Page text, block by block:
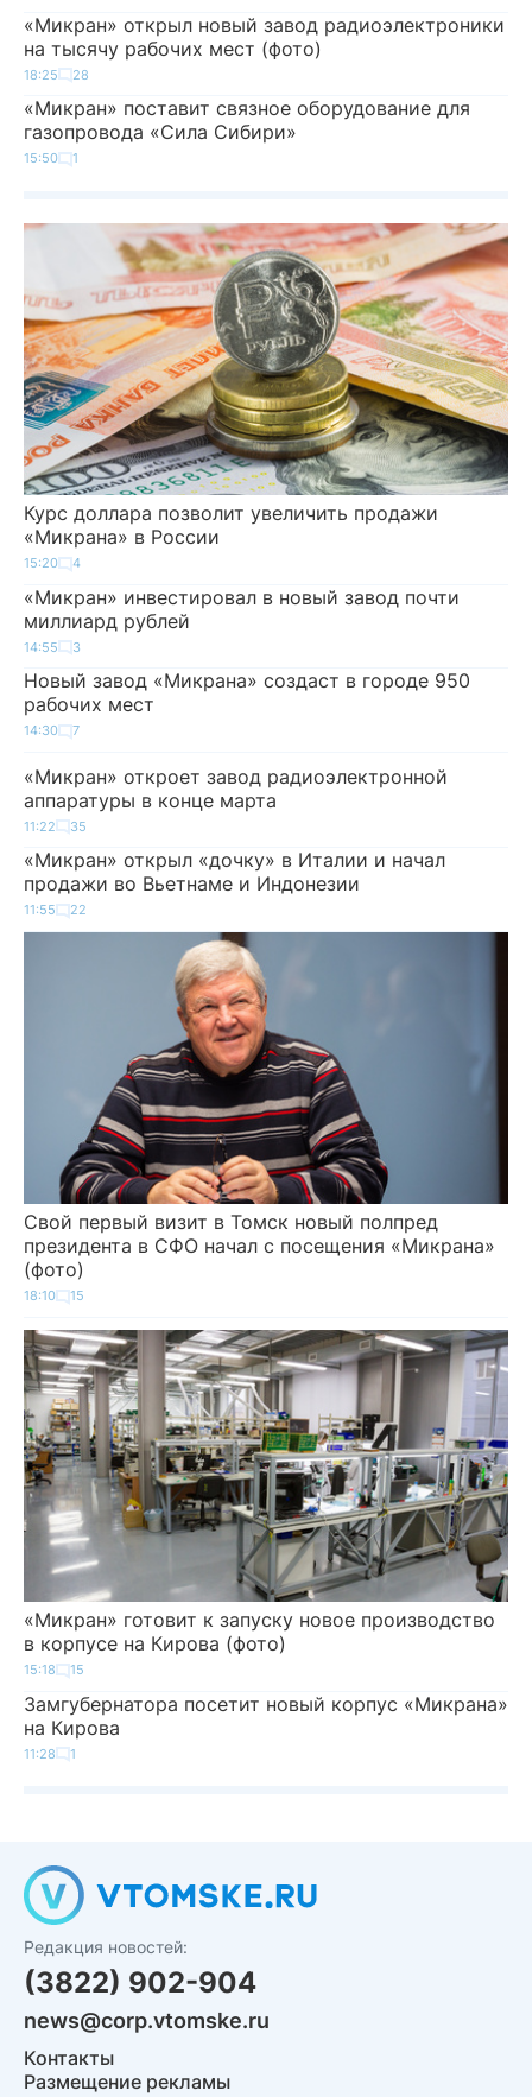
«Микран» открыл новый завод радиоэлектроники
на тысячу рабочих мест (фото)
18:25 28
«Микран» поставит связное оборудование для
газопровода «Сила Сибири»
15:50 1
Курс доллара позволит увеличить продажи
«Микрана» в России
15:20 4
«Микран» инвестировал в новый завод почти
миллиард рублей
14:55 3
Новый завод «Микрана» создаст в городе 950
рабочих мест
14:30 7
«Микран» откроет завод радиоэлектронной
аппаратуры в конце марта
11:22 35
«Микран» открыл «дочку» в Италии и начал
продажи во Вьетнаме и Индонезии
11:55 22
Свой первый визит в Томск новый полпред
президента в СФО начал с посещения «Микрана»
(фото)
18:10 15
«Микран» готовит к запуску новое производство
в корпусе на Кирова (фото)
15:18 15
Замгубернатора посетит новый корпус «Микрана»
на Кирова
11:28 1
Редакция новостей:
(3822) 902-904
news@corp.vtomske.ru
Контакты
Размещение рекламы